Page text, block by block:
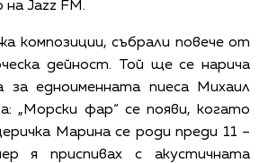
Jazz FM.
композиции, събрали повече от
дейност. Той ще се нарича
за едноименната пиеса Михаил
„Морски фар“ се появи, когато
Марина се роди преди 11 –
я приспивах с акустичната